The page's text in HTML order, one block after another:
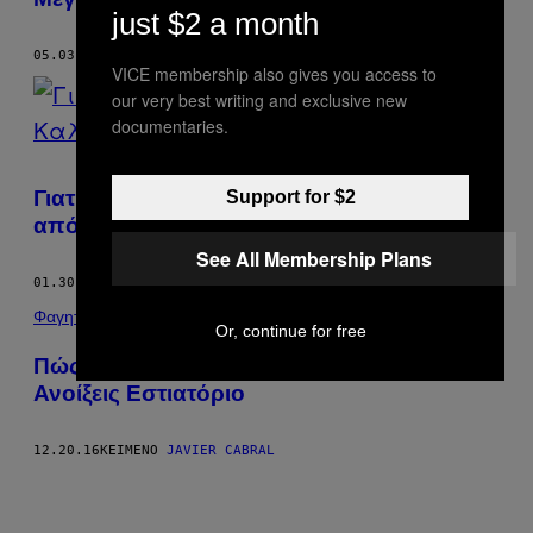
05.03.19
Γιατί το Κορεάτικο Σούσι Είναι Καλύτερο
από το Ιαπωνικό
01.30.18 ΚΕΊΜΕΝΟJAVIER CABRAL
Φαγητό
Πώς να Παρατήσεις τη Δουλειά σου και να
Ανοίξεις Εστιατόριο
12.20.16ΚΕΊΜΕΝΟ JAVIER CABRAL
just $2 a month
VICE membership also gives you access to
our very best writing and exclusive new
documentaries.
Support for $2
See All Membership Plans
Or, continue for free